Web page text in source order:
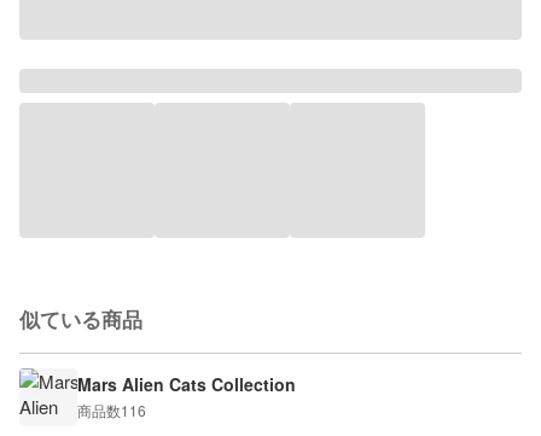
似ている商品
Mars Alien Cats Collection
商品数116